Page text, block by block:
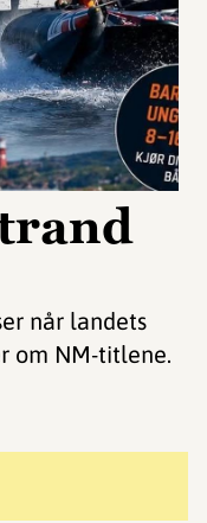
når landets
om NM-titlene.